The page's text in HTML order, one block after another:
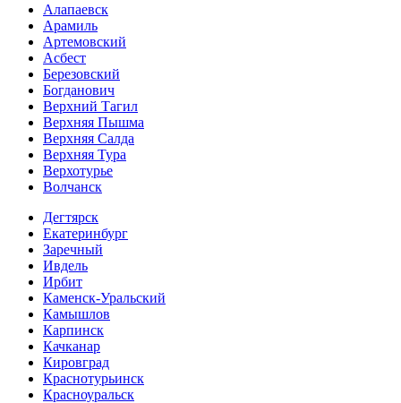
Алапаевск
Арамиль
Артемовский
Асбест
Березовский
Богданович
Верхний Тагил
Верхняя Пышма
Верхняя Салда
Верхняя Тура
Верхотурье
Волчанск
Дегтярск
Екатеринбург
Заречный
Ивдель
Ирбит
Каменск-Уральский
Камышлов
Карпинск
Качканар
Кировград
Краснотурьинск
Красноуральск